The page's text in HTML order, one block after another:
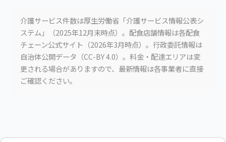
介護サービス件数は厚生労働省「介護サービス情報公表シ
ステム」（2025年12月末時点）。配食店舗情報は各配食
チェーン公式サイト（2026年3月時点）。行政委託情報は
自治体公開データ（CC-BY 4.0）。料金・配達エリアは変
更される場合がありますので、最新情報は各事業者に直接
ご確認ください。